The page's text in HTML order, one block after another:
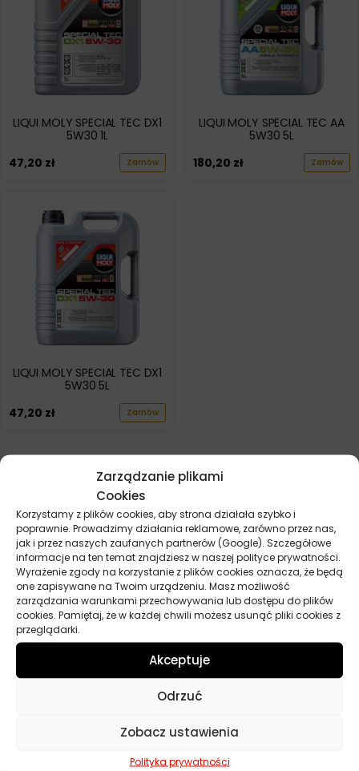
Zarządzanie plikami
Cookies
Korzystamy z plików cookies, aby strona działała szybko i
poprawnie. Prowadzimy działania reklamowe, zarówno przez nas,
jak i przez naszych zaufanych partnerów (Google). Szczegółowe
informacje na ten temat znajdziesz w naszej polityce prywatności.
Wyrażenie zgody na korzystanie z plików cookies oznacza, że będą
one zapisywane na Twoim urządzeniu. Masz możliwość
zarządzania warunkami przechowywania lub dostępu do plików
cookies. Pamiętaj, że w każdej chwili możesz usunąć pliki cookies z
przeglądarki.
Akceptuje
Odrzuć
Zobacz ustawienia
Polityka prywatności
LIQUI MOLY SPECIAL TEC DX1
5W30 1L
47,20 zł Zamów
LIQUI MOLY SPECIAL TEC AA
5W30 5L
180,20 zł Zamów
LIQUI MOLY SPECIAL TEC DX1
5W30 5L
47,20 zł Zamów
Przydatne linki
Oleje
Chemia
Akcesoria